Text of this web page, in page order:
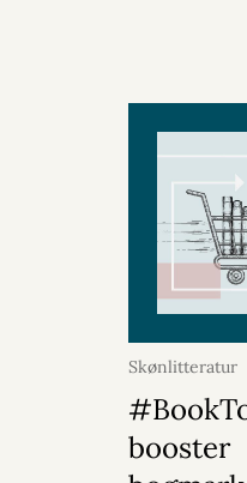
Skønlitteratur
booster